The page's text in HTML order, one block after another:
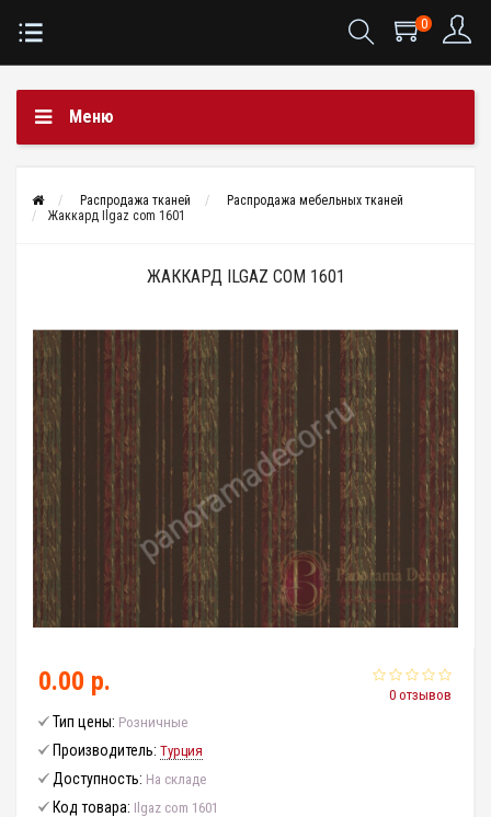
0
Меню
Распродажа тканей
Распродажа мебельных тканей
Жаккард Ilgaz com 1601
ЖАККАРД ILGAZ COM 1601
0 отзывов
0.00 р.
Тип цены: Розничные
Производитель: Турция
Доступность: На складе
Код товара: Ilgaz com 1601